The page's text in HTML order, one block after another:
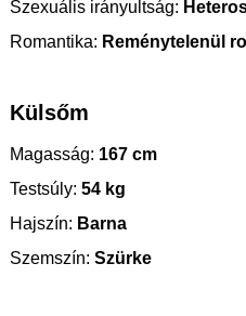
Szexuális irányultság:
Romantika: Reménytelenül
Külsőm
Magasság: 167 cm
Testsúly: 54 kg
Hajszín: Barna
Szemszín: Szürke